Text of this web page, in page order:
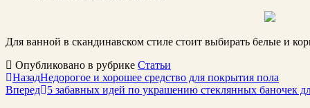
Для ванной в скандинавском стиле стоит выбирать белые и
Опубликовано в рубрике Статьи
НазадНедорогое и хорошее средство для покрытия пола
Вперед
5 забавных идей по украшению стеклянных баночек